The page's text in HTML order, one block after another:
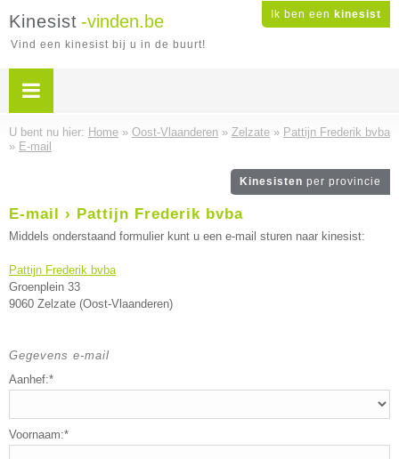
Ik ben een kinesist
Kinesist -vinden.be
Vind een kinesist bij u in de buurt!
U bent nu hier: Home » Oost-Vlaanderen » Zelzate » Pattijn Frederik bvba
» E-mail
Kinesisten per provincie
E-mail › Pattijn Frederik bvba
Middels onderstaand formulier kunt u een e-mail sturen naar kinesist:
Pattijn Frederik bvba
Groenplein 33
9060 Zelzate (Oost-Vlaanderen)
Gegevens e-mail
Aanhef:*
Voornaam:*